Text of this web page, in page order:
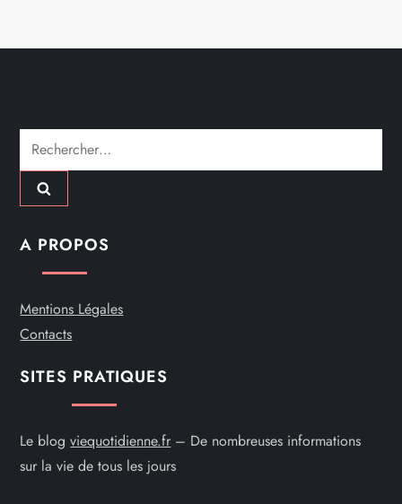
’
r
t
i
c
l
e
Rechercher :
A PROPOS
Mentions Légales
Contacts
SITES PRATIQUES
Le blogviequotidienne.fr – De nombreuses informations
sur la vie de tous les jours